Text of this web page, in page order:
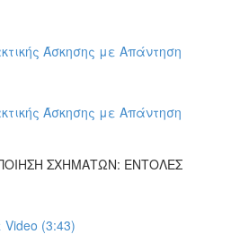
Άσκησης με Απάντηση
Άσκησης με Απάντηση
ΣΧΗΜΑΤΩΝ: ΕΝΤΟΛΕΣ
(3:43)